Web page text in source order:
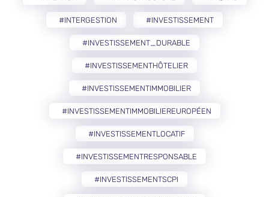
#INTERGESTION #INVESTISSEMENT
#INVESTISSEMENT_DURABLE
#INVESTISSEMENTHÔTELIER
#INVESTISSEMENTIMMOBILIER
#INVESTISSEMENTIMMOBILIEREUROPÉEN
#INVESTISSEMENTLOCATIF
#INVESTISSEMENTRESPONSABLE
#INVESTISSEMENTSCPI